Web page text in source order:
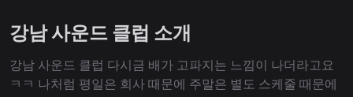
강남 사운드 클럽 소개
강남 사운드 클럽 다시금 배가 고파지는 느낌이 나더라고요
ㅋㅋ 나처럼 평일은 회사 때문에 주말은 별도 스케줄 때문에